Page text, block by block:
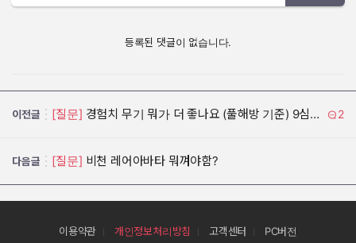
등록된 댓글이 없습니다.
이전글 [질문] 경험치 무기 뭐가 더 좋나요 (풀해방 기준) 9심연무 VS 10혼백무 2
다음글 [질문] 비천 레어아바타 뭐껴야함?
이용약관 개인정보처리방침 고객센터 PC버전